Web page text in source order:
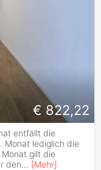
€ 822,22
entfällt die
. Monat lediglich die
Monat gilt die
den... [Mehr]